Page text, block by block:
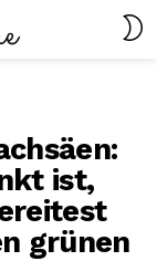
ist,
grünen